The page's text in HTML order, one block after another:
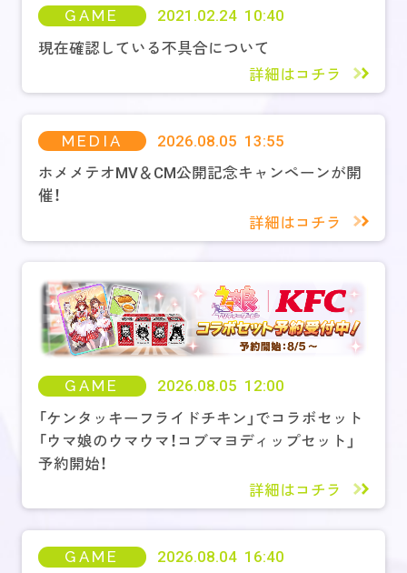
GAME
2021.02.24 10:40
現在確認している不具合について
詳細はコチラ
MEDIA
2026.08.05 13:55
ホメメテオMV＆CM公開記念キャンペーンが開
催！
詳細はコチラ
GAME
2026.08.05 12:00
「ケンタッキーフライドチキン」でコラボセット
「ウマ娘のウマウマ！コブマヨディップセット」
予約開始！
詳細はコチラ
GAME
2026.08.04 16:40